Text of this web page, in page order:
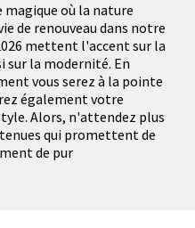
où la nature
de renouveau dans notre
mettent l'accent sur la
sur la modernité. En
vous serez à la pointe
également votre
Alors, n'attendez plus
qui promettent de
de pur